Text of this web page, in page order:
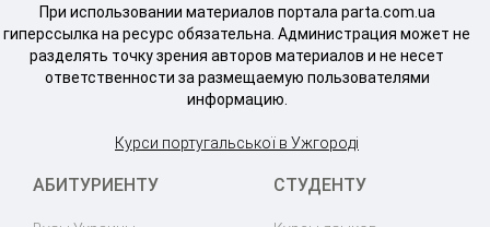
При использовании материалов портала parta.com.ua
гиперссылка на ресурс обязательна. Администрация может не
разделять точку зрения авторов материалов и не несет
ответственности за размещаемую пользователями
информацию.
Курси португальської в Ужгороді
АБИТУРИЕНТУ СТУДЕНТУ